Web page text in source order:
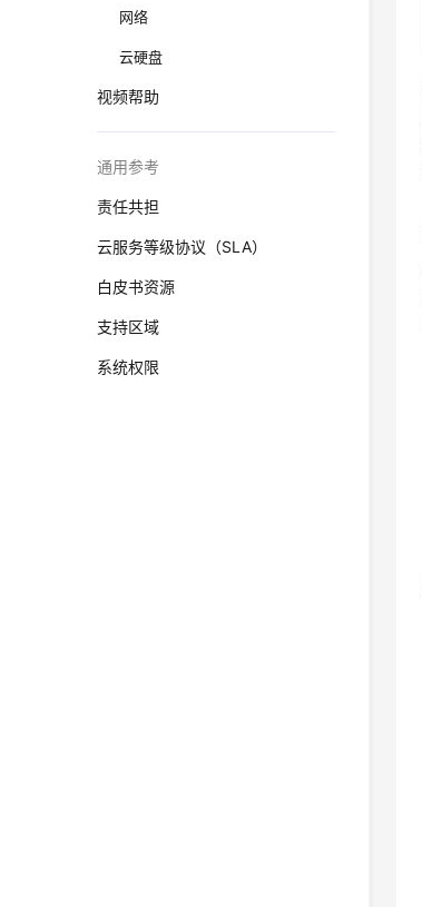
网络
云硬盘
视频帮助
通用参考
责任共担
云服务等级协议（SLA）
白皮书资源
支持区域
系统权限